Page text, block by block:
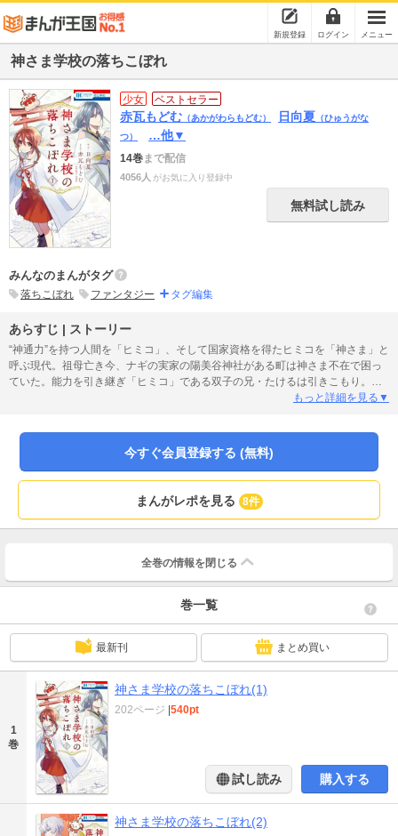
新規登録 ログイン メニュー
神さま学校の落ちこぼれ
少女 ベストセラー
赤瓦もどむ （あかがわらもどむ） 日向夏 （ひゅうがな
つ）
…他▼
14巻まで配信
4056人 がお気に入り登録中
無料試し読み
みんなのまんがタグ
落ちこぼれ ファンタジー タグ編集
あらすじ | ストーリー
“神通力”を持つ人間を「ヒミコ」、そして国家資格を得たヒミコを「神さま」と
呼ぶ現代。祖母亡き今、ナギの実家の陽美谷神社がある町は神さま不在で困っ
ていた。能力を引き継ぎ「ヒミコ」である双子の兄・たけるは引きこもり。神
社を何とかするには自分が頑張るしかない！と思っていた矢先、町の子供が神
堂々開幕――!!
もっと詳細を見る▼
今すぐ会員登録する (無料)
まんがレポを見る 8件
全巻の情報を 閉じる
巻一覧
最新刊 まとめ買い
1
巻
神さま学校の落ちこぼれ(1)
202ページ 540pt
試し読み 購入する
神さま学校の落ちこぼれ(2)